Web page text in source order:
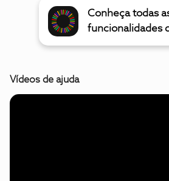
Conheça todas
funcionalidades
Vídeos de ajuda